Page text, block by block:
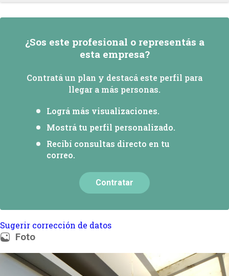
Foto
¿Sos este profesional o representás a
esta empresa?
Contratá un plan y destacá este perfil para
llegar a más personas.
Lográ más visualizaciones.
Mostrá tu perfil personalizado.
Recibí consultas directo en tu
correo.
Contratar
Sugerir corrección de datos